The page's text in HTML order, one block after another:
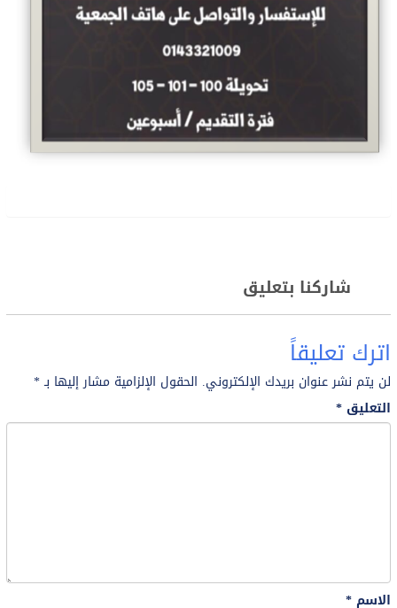
شاركنا بتعليق
اترك تعليقاً
لن يتم نشر عنوان بريدك الإلكتروني. الحقول الإلزامية مشار إليها بـ*
التعليق *
الاسم *